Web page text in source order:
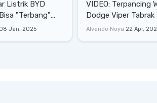
Listrik BYD
"Terbang"
08 Jan, 2025
VIDEO: Terpancing
Dodge Viper Tabrak
Saat Burnout
Alvando Noya 22 Apr,